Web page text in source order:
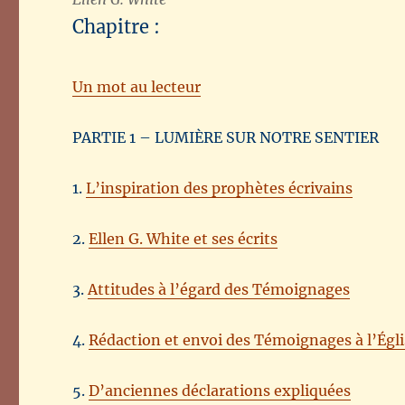
Chapitre :
Un mot au lecteur
PARTIE 1 – LUMIÈRE SUR NOTRE SENTIER
1.L’inspiration des prophètes écrivains
2.Ellen G. White et ses écrits
3. Attitudes à l’égard des Témoignages
4.Rédaction et envoi des Témoignages à
5.D’anciennes déclarations expliquées